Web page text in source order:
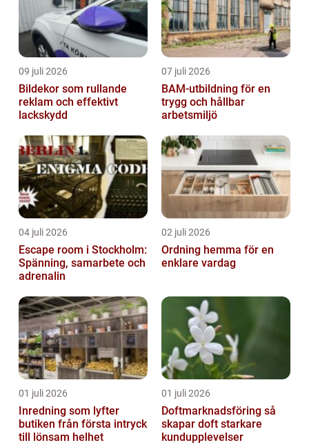
09 juli 2026
Bildekor som rullande
reklam och effektivt
lackskydd
07 juli 2026
BAM-utbildning för en
trygg och hållbar
arbetsmiljö
04 juli 2026
Escape room i Stockholm:
Spänning, samarbete och
adrenalin
02 juli 2026
Ordning hemma för en
enklare vardag
01 juli 2026
Inredning som lyfter
butiken från första intryck
till lönsam helhet
01 juli 2026
Doftmarknadsföring så
skapar doft starkare
kundupplevelser